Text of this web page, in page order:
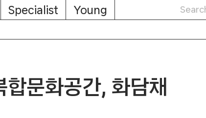
Specialist Young
문화공간, 화담채